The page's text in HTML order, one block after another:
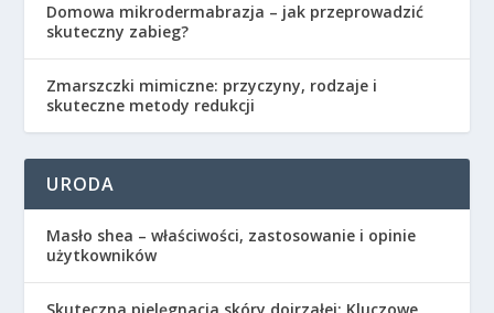
Domowa mikrodermabrazja – jak przeprowadzić
skuteczny zabieg?
Zmarszczki mimiczne: przyczyny, rodzaje i
skuteczne metody redukcji
URODA
Masło shea – właściwości, zastosowanie i opinie
użytkowników